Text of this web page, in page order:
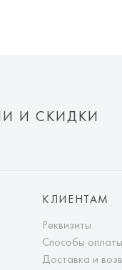
И СКИДКИ
КЛИЕНТАМ
Реквизиты
Способы оплаты
Доставка и